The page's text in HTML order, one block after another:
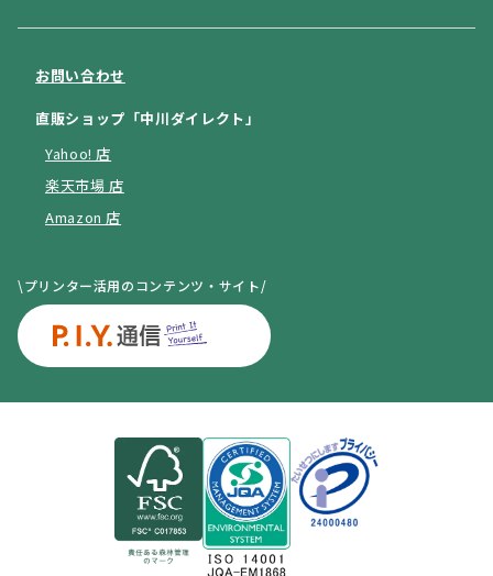
お問い合わせ
直販ショップ「中川ダイレクト」
Yahoo! 店
楽天市場 店
Amazon 店
\プリンター活用のコンテンツ・サイト/